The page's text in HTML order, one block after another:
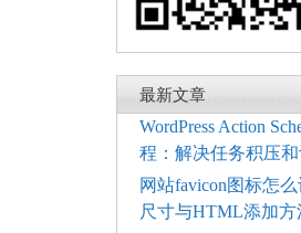
最新文章
WordPress Action
程：解决任务积压
网站favicon图标怎
尺寸与HTML添加方